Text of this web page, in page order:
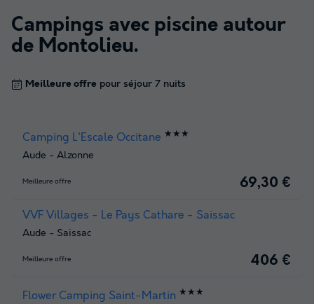
Campings avec piscine autour
de Montolieu.
Meilleure offre pour séjour 7 nuits
Camping L'Escale Occitane ★★★
Aude - Alzonne
Meilleure offre 69,30 €
VVF Villages - Le Pays Cathare - Saissac
Aude - Saissac
Meilleure offre 406 €
Flower Camping Saint-Martin ★★★